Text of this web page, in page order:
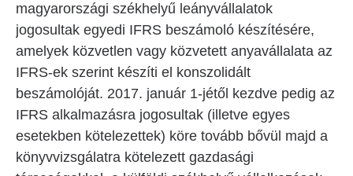
magyarországi székhelyű leányvállalatok
jogosultak egyedi IFRS beszámoló készítésére,
amelyek közvetlen vagy közvetett anyavállalata az
IFRS-ek szerint készíti el konszolidált
beszámolóját. 2017. január 1-jétől kezdve pedig az
IFRS alkalmazásra jogosultak (illetve egyes
esetekben kötelezettek) köre tovább bővül majd a
könyvvizsgálatra kötelezett gazdasági